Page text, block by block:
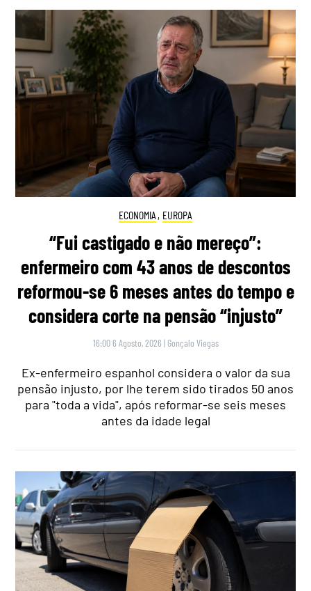
ECONOMIA , EUROPA
“Fui castigado e não mereço”:
enfermeiro com 43 anos de descontos
reformou-se 6 meses antes do tempo e
considera corte na pensão “injusto”
16:00 6 Agosto, 2026 | Gonçalo Viegas
Ex-enfermeiro espanhol considera o valor da sua
pensão injusto, por lhe terem sido tirados 50 anos
para "toda a vida", após reformar-se seis meses
antes da idade legal